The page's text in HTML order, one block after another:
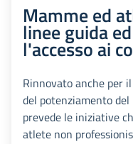
Mamme ed
linee guida
l'accesso ai
Rinnovato anche per
del potenziamento
prevede le iniziative
atlete non